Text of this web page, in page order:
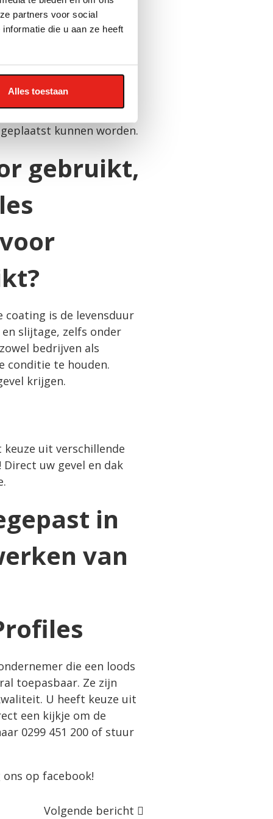
partners voor social
die u aan ze heeft
Alles toestaan
Denk aan
te monteren en
damwandplaten
kunnen worden.
coating is de levensduur
slijtage, zelfs onder
bedrijven als
conditie te houden.
krijgen.
uit verschillende
uw gevel en dak
die een loods
toepasbaar. Ze zijn
U heeft keuze uit
een kijkje om de
0299 451 200 of stuur
ons op facebook!
Volgende bericht